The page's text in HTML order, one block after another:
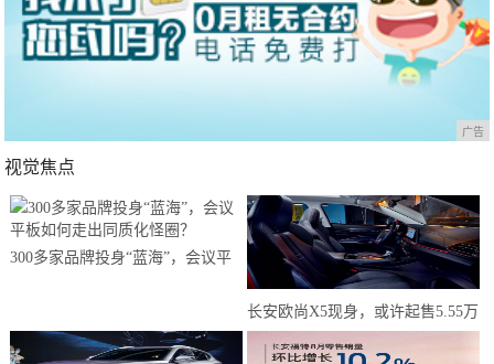
广告
视觉焦点
300多家品牌投身“蓝海”，会议平
长安欧尚X5现身，或许起售5.55万
元？年轻人有了新选择